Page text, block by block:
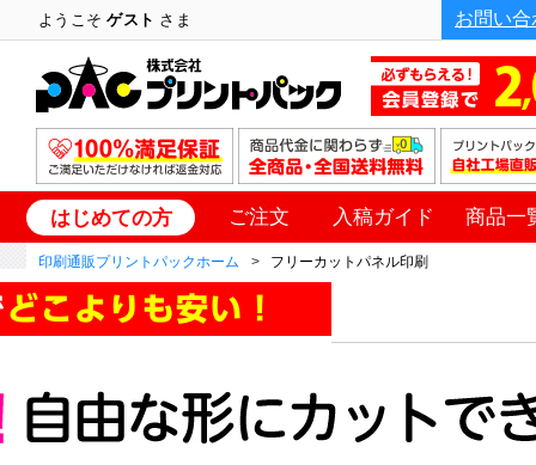
ようこそゲスト さま お問い合
はじめての方 ご注文 入稿ガイド 商品一
印刷通販プリントパックホーム フリーカットパネル印刷